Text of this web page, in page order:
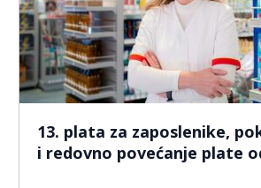
13. plata za zaposlenike,
i redovno povećanje plate